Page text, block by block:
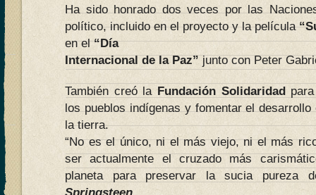
Ha sido honrado dos veces por las
político, incluido en el proyecto y la película
en el“Día
Internacional de la Paz”junto con Peter
También creó laFundación Solidaridadpara
los pueblos indígenas y fomentar el
la tierra.
“No es el único, ni el más viejo, ni el más
ser actualmente el cruzado más
planeta para preservar la sucia pureza